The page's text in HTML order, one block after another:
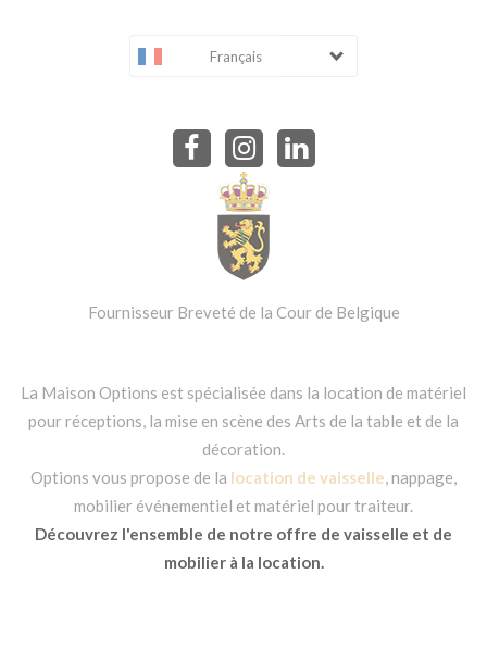
Français
Fournisseur Breveté de la Cour de Belgique
La Maison Options est spécialisée dans la location de matériel
pour réceptions, la mise en scène des Arts de la table et de la
décoration.
Options vous propose de la location de vaisselle, nappage,
mobilier événementiel et matériel pour traiteur.
Découvrez l'ensemble de notre offre de vaisselle et de
mobilier à la location.